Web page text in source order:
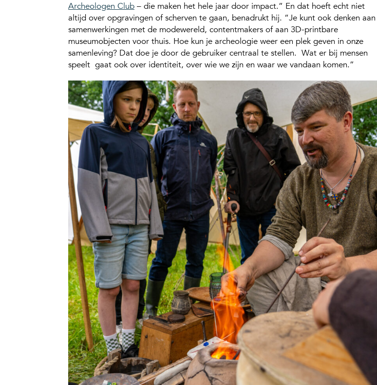
Archeologen Club – die maken het hele jaar door impact.” En dat hoeft echt niet
altijd over opgravingen of scherven te gaan, benadrukt hij. “Je kunt ook denken aan
samenwerkingen met de modewereld, contentmakers of aan 3D-printbare
museumobjecten voor thuis. Hoe kun je archeologie weer een plek geven in onze
samenleving? Dat doe je door de gebruiker centraal te stellen. Wat er bij mensen
speelt gaat ook over identiteit, over wie we zijn en waar we vandaan komen.”